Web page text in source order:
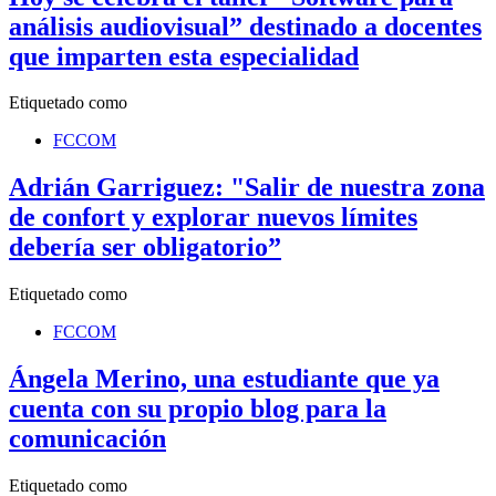
análisis audiovisual” destinado a docentes
que imparten esta especialidad
Etiquetado como
FCCOM
Adrián Garriguez: "Salir de nuestra zona
de confort y explorar nuevos límites
debería ser obligatorio”
Etiquetado como
FCCOM
Ángela Merino, una estudiante que ya
cuenta con su propio blog para la
comunicación
Etiquetado como